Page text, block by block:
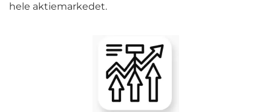
hele aktiemarkedet.